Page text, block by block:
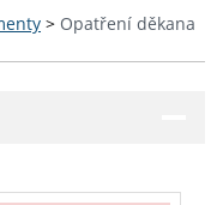
> Opatření děkana